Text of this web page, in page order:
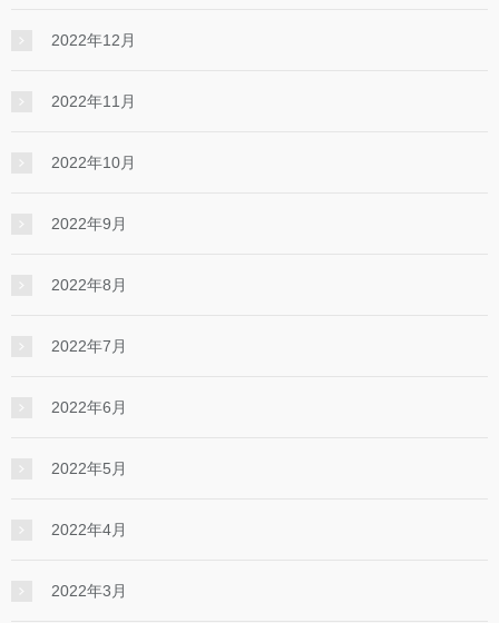
2022年12月
2022年11月
2022年10月
2022年9月
2022年8月
2022年7月
2022年6月
2022年5月
2022年4月
2022年3月